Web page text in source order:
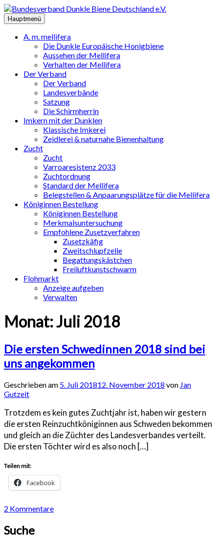
Zum
Inhalt
springen
Hauptmenü
A. m. mellifera
Die Dunkle Europäische Honigbiene
Aussehen der Mellifera
Verhalten der Mellifera
Der Verband
Der Verband
Landesverbände
Satzung
Die Schirmherrin
Imkern mit der Dunklen
Klassische Imkerei
Zeidlerei & naturnahe Bienenhaltung
Zucht
Zucht
Varroaresistenz 2033
Zuchtordnung
Standard der Mellifera
Belegstellen & Anpaarungsplätze für die Mellifera
Königinnen Bestellung
Königinnen Bestellung
Merkmalsuntersuchung
Empfohlene Zusetzverfahren
Zusetzkäfig
Zweitschlupfzelle
Begattungskästchen
Freiluftkunstschwarm
Flohmarkt
Anzeige aufgeben
Verwalten
Monat:Juli 2018
Die ersten Schwedinnen 2018 sind bei
uns angekommen
Geschrieben am 5. Juli 201812. November 2018 von Jan
Gutzeit
Trotzdem es kein gutes Zuchtjahr ist, haben wir gestern
die ersten Reinzuchtköniginnen aus Schweden bekommen
und gleich an die Züchter des Landesverbandes verteilt.
Die ersten Töchter wird es also noch […]
Teilen mit:
Facebook
2 Kommentare
Suche